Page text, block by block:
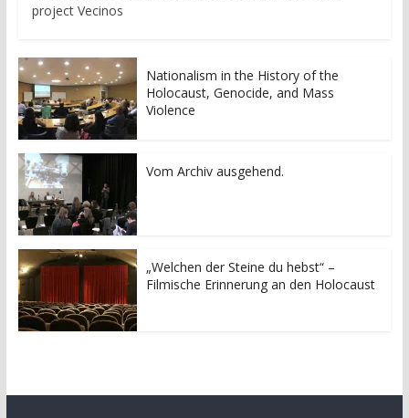
project Vecinos
Nationalism in the History of the
Holocaust, Genocide, and Mass
Violence
Vom Archiv ausgehend.
„Welchen der Steine du hebst“ –
Filmische Erinnerung an den Holocaust